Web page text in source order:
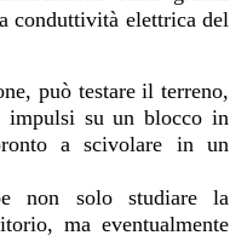
conduttività elettrica del
può testare il terreno,
impulsi su un blocco in
a scivolare in un
non solo studiare la
ma eventualmente